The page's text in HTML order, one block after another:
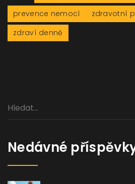
prevence nemocí
zdravotní
zdraví denně
Nedávné